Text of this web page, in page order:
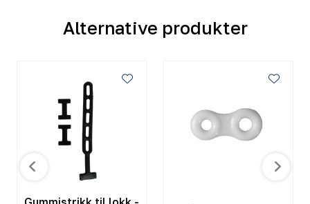
Alternative produkter